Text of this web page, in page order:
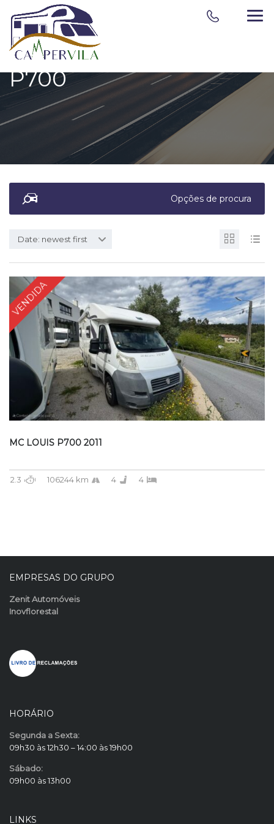
P700
Opções de procura
Date: newest first
VENDIDA
MC LOUIS P700 2011
2.3 106244 km 4 4
EMPRESAS DO GRUPO
Zenit Automóveis
Inovflorestal
HORÁRIO
Segunda a Sexta:
09h30 às 12h30 – 14:00 às 19h00
Sábado:
09h00 às 13h00
LINKS